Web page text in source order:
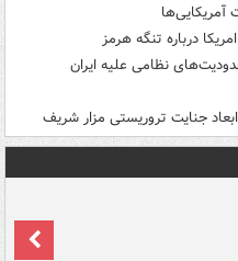
آمریکایی‌ها
درباره تنگه هرمز
نظامی علیه ایران
جنایت تروریستی مزار شریف